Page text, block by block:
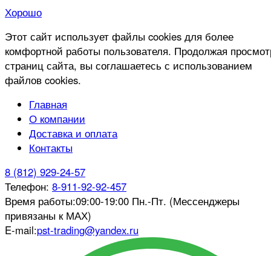
Хорошо
Этот сайт использует файлы cookies для более
комфортной работы пользователя. Продолжая
страниц сайта, вы соглашаетесь с использованием
файлов cookies.
Главная
О компании
Доставка и оплата
Контакты
8 (812) 929-24-57
Телефон: 8-911-92-92-457
Время работы:09:00-19:00 Пн.-Пт. (Мессенджеры
привязаны к МАХ)
E-mail:pst-trading@yandex.ru